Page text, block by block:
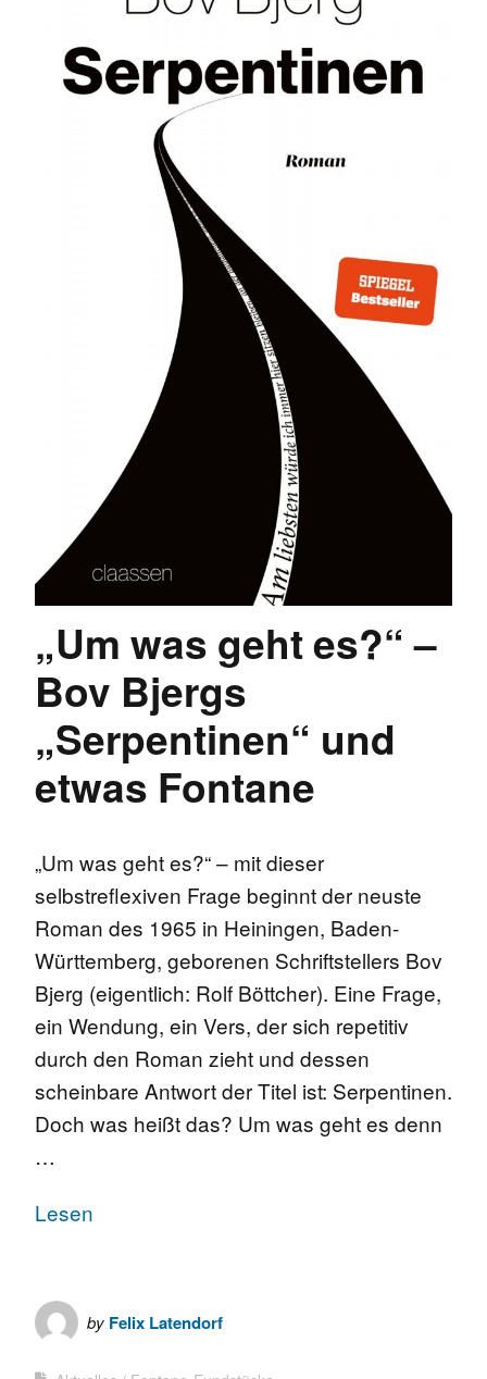
„Um was geht es?“ –
Bov Bjergs
„Serpentinen“ und
etwas Fontane
„Um was geht es?“ – mit dieser
selbstreflexiven Frage beginnt der neuste
Roman des 1965 in Heiningen, Baden-
Württemberg, geborenen Schriftstellers Bov
Bjerg (eigentlich: Rolf Böttcher). Eine Frage,
ein Wendung, ein Vers, der sich repetitiv
durch den Roman zieht und dessen
scheinbare Antwort der Titel ist: Serpentinen.
Doch was heißt das? Um was geht es denn
…
Lesen
by Felix Latendorf